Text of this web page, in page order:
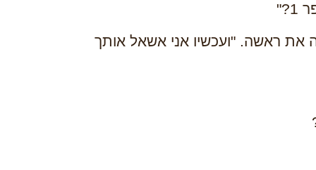
את ראשה. "ועכשיו אני אשאל אותך